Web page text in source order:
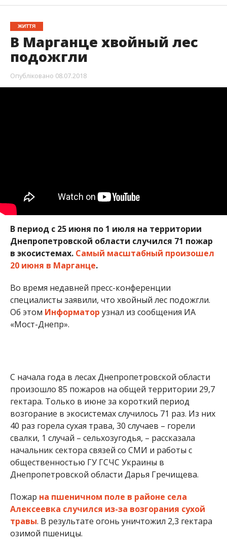
ЖИТТЯ
В Марганце хвойный лес
подожгли
Опубліковано 08.07.2018
В период с 25 июня по 1 июля на территории
Днепропетровской области случился 71 пожар
в экосистемах. Самый масштабный произошел
20 июня в Марганце.
Во время недавней пресс-конференции
специалисты заявили, что хвойный лес подожгли.
Об этом Информатор узнал из сообщения ИА
«Мост-Днепр».
С начала года в лесах Днепропетровской области
произошло 85 пожаров на общей территории 29,7
гектара. Только в июне за короткий период
возгорание в экосистемах случилось 71 раз. Из них
40 раз горела сухая трава, 30 случаев – горели
свалки, 1 случай – сельхозугодья, – рассказала
начальник сектора связей со СМИ и работы с
общественностью ГУ ГСЧС Украины в
Днепропетровской области Дарья Гречищева.
Пожар на пшеничном поле в районе села
Алексеевка случился из-за возгорания сухой
травы. В результате огонь уничтожил 2,3 гектара
озимой пшеницы.